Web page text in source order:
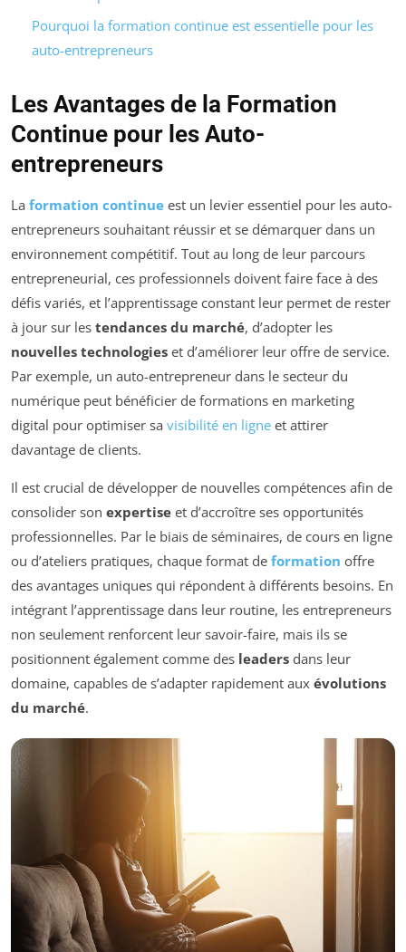
Pourquoi la formation continue est essentielle pour les
auto-entrepreneurs
Les Avantages de la Formation
Continue pour les Auto-
entrepreneurs
La formation continue est un levier essentiel pour les auto-
entrepreneurs souhaitant réussir et se démarquer dans un
environnement compétitif. Tout au long de leur parcours
entrepreneurial, ces professionnels doivent faire face à des
défis variés, et l’apprentissage constant leur permet de rester
à jour sur les tendances du marché, d’adopter les
nouvelles technologies et d’améliorer leur offre de service.
Par exemple, un auto-entrepreneur dans le secteur du
numérique peut bénéficier de formations en marketing
digital pour optimiser sa visibilité en ligne et attirer
davantage de clients.
Il est crucial de développer de nouvelles compétences afin de
consolider son expertise et d’accroître ses opportunités
professionnelles. Par le biais de séminaires, de cours en ligne
ou d’ateliers pratiques, chaque format de formation offre
des avantages uniques qui répondent à différents besoins. En
intégrant l’apprentissage dans leur routine, les entrepreneurs
non seulement renforcent leur savoir-faire, mais ils se
positionnent également comme des leaders dans leur
domaine, capables de s’adapter rapidement aux évolutions
du marché.